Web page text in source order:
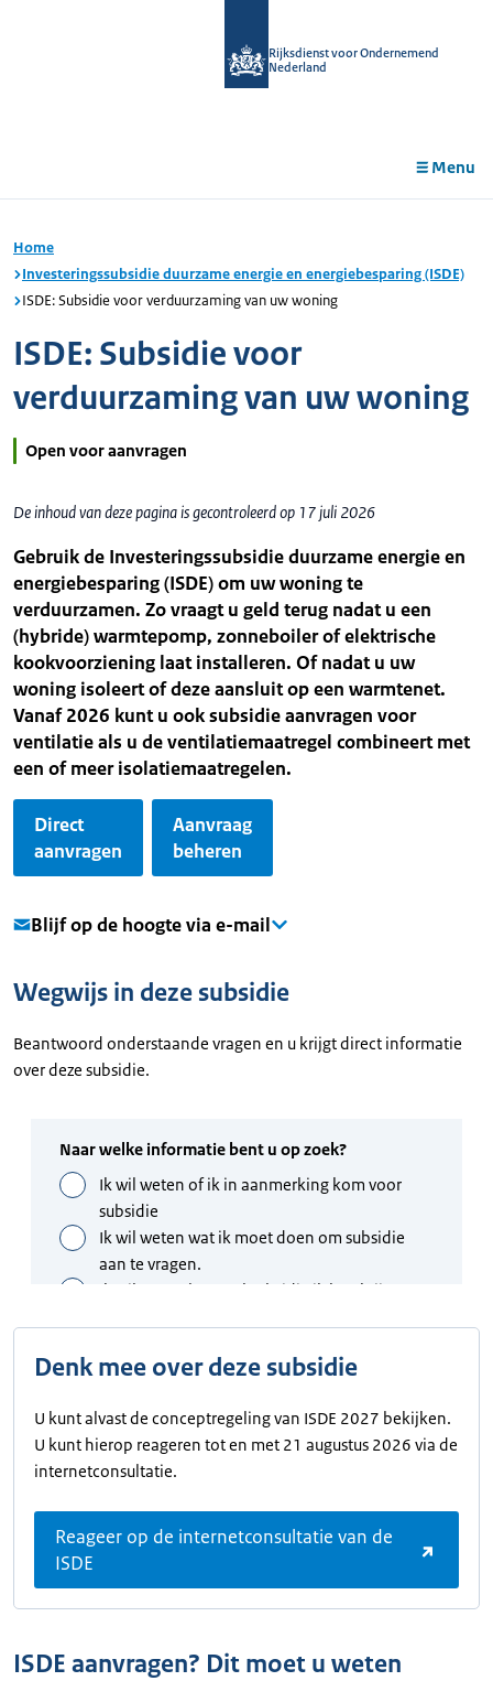
Rijksdienst voor Ondernemend
Nederland
Menu
Home
Investeringssubsidie duurzame energie en energiebesparing (ISDE)
ISDE: Subsidie voor verduurzaming van uw woning
ISDE: Subsidie voor
verduurzaming van uw woning
Open voor aanvragen
De inhoud van deze pagina is gecontroleerd op 17 juli 2026
Gebruik de Investeringssubsidie duurzame energie en
energiebesparing (ISDE) om uw woning te
verduurzamen. Zo vraagt u geld terug nadat u een
(hybride) warmtepomp, zonneboiler of elektrische
kookvoorziening laat installeren. Of nadat u uw
woning isoleert of deze aansluit op een warmtenet.
Vanaf 2026 kunt u ook subsidie aanvragen voor
ventilatie als u de ventilatiemaatregel combineert met
een of meer isolatiemaatregelen.
Direct
aanvragen
Aanvraag
beheren
Blijf op de hoogte via e-mail
Wegwijs in deze subsidie
Beantwoord onderstaande vragen en u krijgt direct informatie
over deze subsidie.
Denk mee over deze subsidie
U kunt alvast de conceptregeling van ISDE 2027 bekijken.
U kunt hierop reageren tot en met 21 augustus 2026 via de
internetconsultatie.
Reageer op de internetconsultatie van de
ISDE
ISDE aanvragen? Dit moet u weten